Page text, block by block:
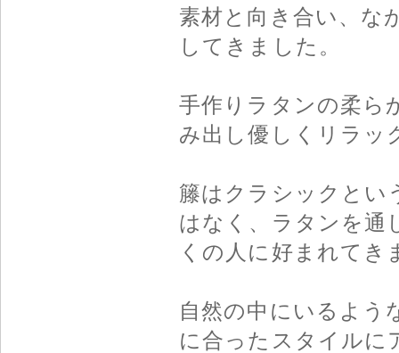
素材と向き合い、な
してきました。
手作りラタンの柔ら
み出し優しくリラッ
籐はクラシックとい
はなく、ラタンを通
くの人に好まれてき
自然の中にいるよう
に合ったスタイルに